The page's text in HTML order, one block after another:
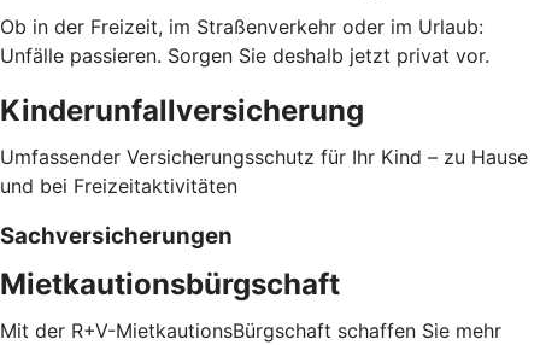
Ob in der Freizeit, im Straßenverkehr oder im Urlaub:
Unfälle passieren. Sorgen Sie deshalb jetzt privat vor.
Kinderunfallversicherung
Umfassender Versicherungsschutz für Ihr Kind – zu Hause
und bei Freizeitaktivitäten
Sachversicherungen
Mietkautionsbürgschaft
Mit der R+V-MietkautionsBürgschaft schaffen Sie mehr